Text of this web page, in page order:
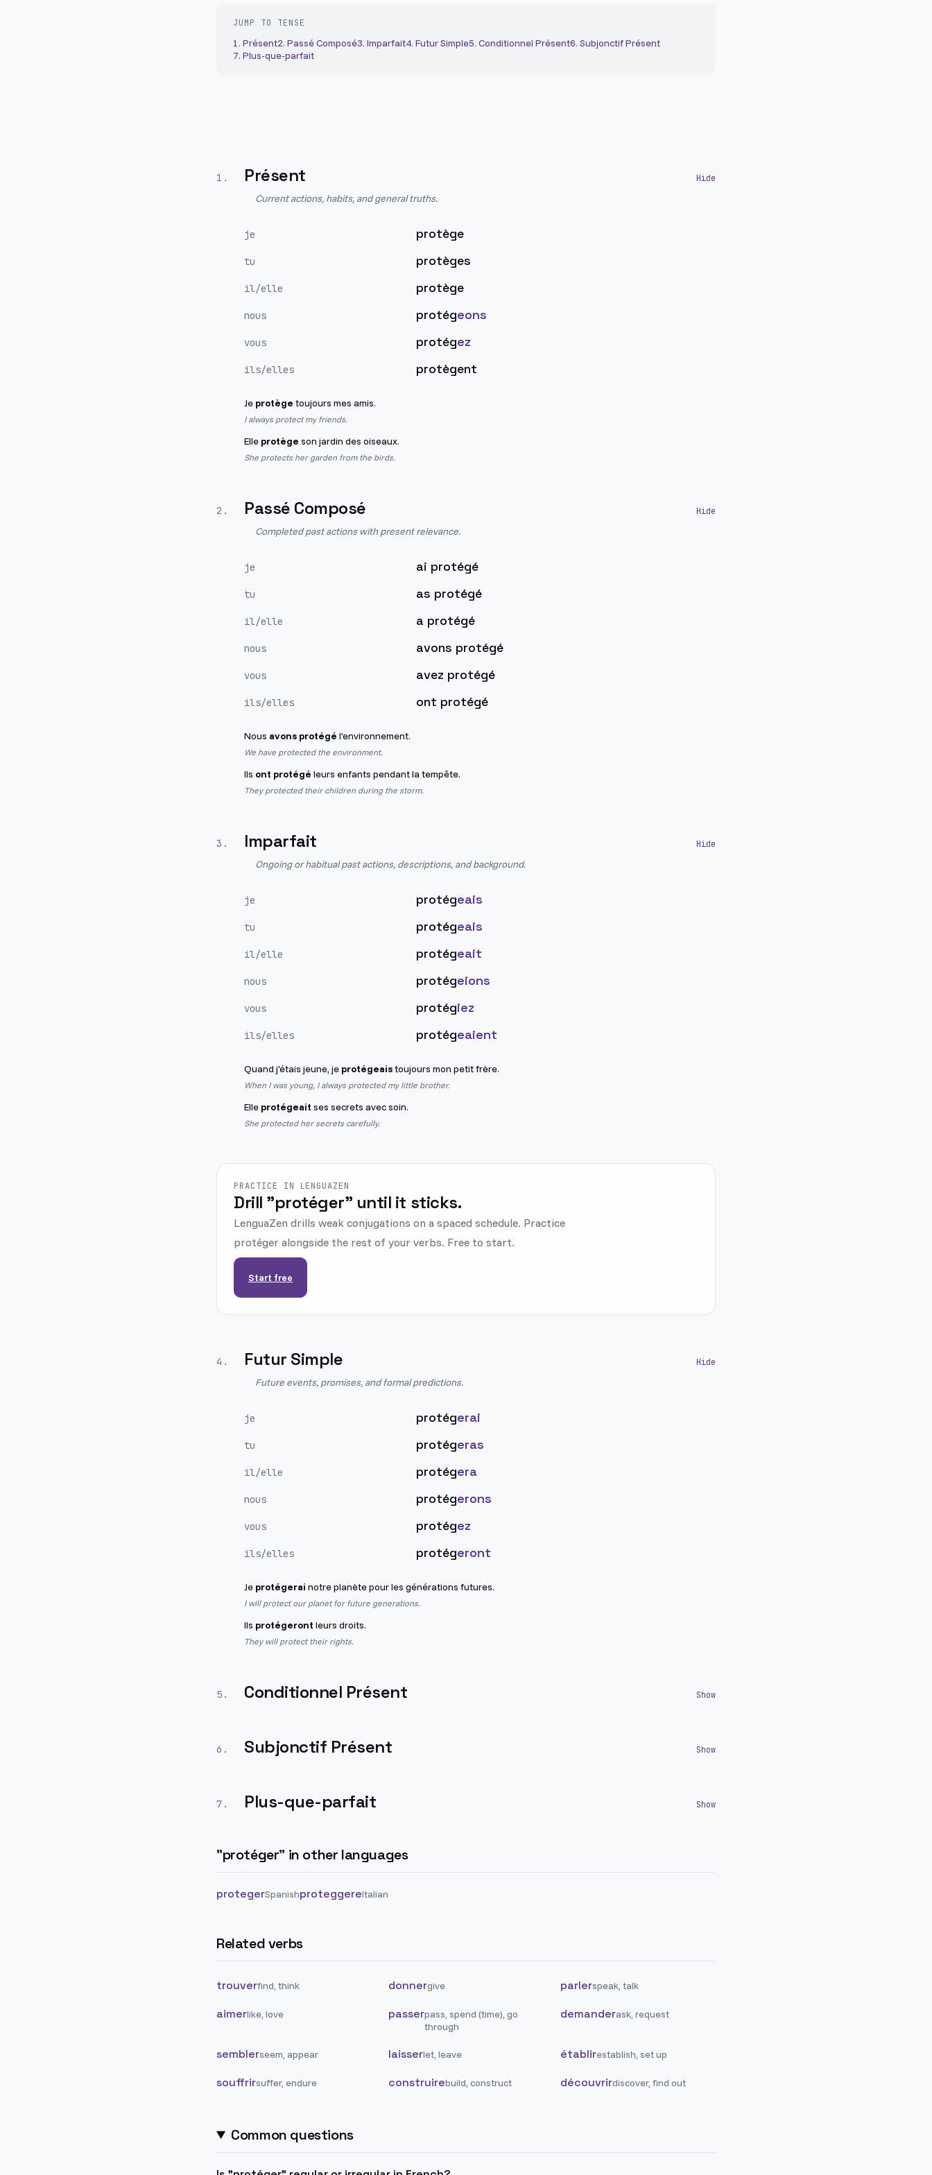
JUMP TO TENSE
1. Présent2. Passé Composé3. Imparfait4. Futur Simple5. Conditionnel Présent6. Subjonctif Présent
7. Plus-que-parfait
1 . Présent
Current actions, habits, and general truths.
je protège
tu protèges
il/elle protège
nous protégeons
vous protégez
ils/elles protègent
Je protège toujours mes amis.
I always protect my friends.
Elle protège son jardin des oiseaux.
She protects her garden from the birds.
2 . Passé Composé
Completed past actions with present relevance.
je ai protégé
tu as protégé
il/elle a protégé
nous avons protégé
vous avez protégé
ils/elles ont protégé
Nous avons protégé l'environnement.
We have protected the environment.
Ils ont protégé leurs enfants pendant la tempête.
They protected their children during the storm.
3 . Imparfait
Ongoing or habitual past actions, descriptions, and background.
je protégeais
tu protégeais
il/elle protégeait
nous protégeions
vous protégiez
ils/elles protégeaient
Quand j'étais jeune, je protégeaistoujours mon petit frère.
When I was young, I always protected my little brother.
Elle protégeaitses secrets avec soin.
She protected her secrets carefully.
PRACTICE IN LENGUAZEN
Drill "protéger" until it sticks.
LenguaZen drills weak conjugations on a spaced schedule. Practice
protéger alongside the rest of your verbs. Free to start.
Start free
4 . Futur Simple
Future events, promises, and formal predictions.
je protégerai
tu protégeras
il/elle protégera
nous protégerons
vous protégez
ils/elles protégeront
Je protégerai notre planète pour les générations futures.
I will protect our planet for future generations.
Ils protégerontleurs droits.
They will protect their rights.
5 . Conditionnel Présent
6 . Subjonctif Présent
7 . Plus-que-parfait
"protéger" in other languages
protegerSpanishproteggereItalian
Related verbs
trouverfind, think donnergive parlerspeak, talk
aimerlike, love passerpass, spend (time), go
through
demanderask, request
semblerseem, appear laisserlet, leave établirestablish, set up
souffrirsuffer, endure construirebuild, construct découvrirdiscover, find out
Common questions